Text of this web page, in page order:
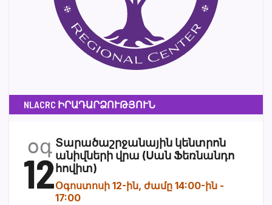
NLACRC ԻՐԱԴԱՐՁՈՒԹՅՈՒՆ
օգ
12
Տարածաշրջանային կենտրոն
անիվների վրա (Սան Ֆեռնանդո
հովիտ)
Օգոստոսի 12-ին, ժամը 14:00-ին -
17:00